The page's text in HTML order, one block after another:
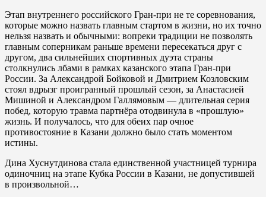
Этап внутреннего российского Гран-при не те соревнования,
которые можно назвать главным стартом в жизни, но их точно
нельзя назвать и обычными: вопреки традиции не позволять
главным соперникам раньше времени пересекаться друг с
другом, два сильнейших спортивных дуэта страны
столкнулись лбами в рамках казанского этапа Гран-при
России. За Александрой Бойковой и Дмитрием Козловским
стоял вдрызг проигранный прошлый сезон, за Анастасией
Мишиной и Александром Галлямовым — длительная серия
побед, которую травма партнёра отодвинула в «прошлую»
жизнь. И получалось, что для обеих пар очное
противостояние в Казани должно было стать моментом
истины.
Дина Хуснутдинова стала единственной участницей турнира
одиночниц на этапе Кубка России в Казани, не допустившей
в произвольной…